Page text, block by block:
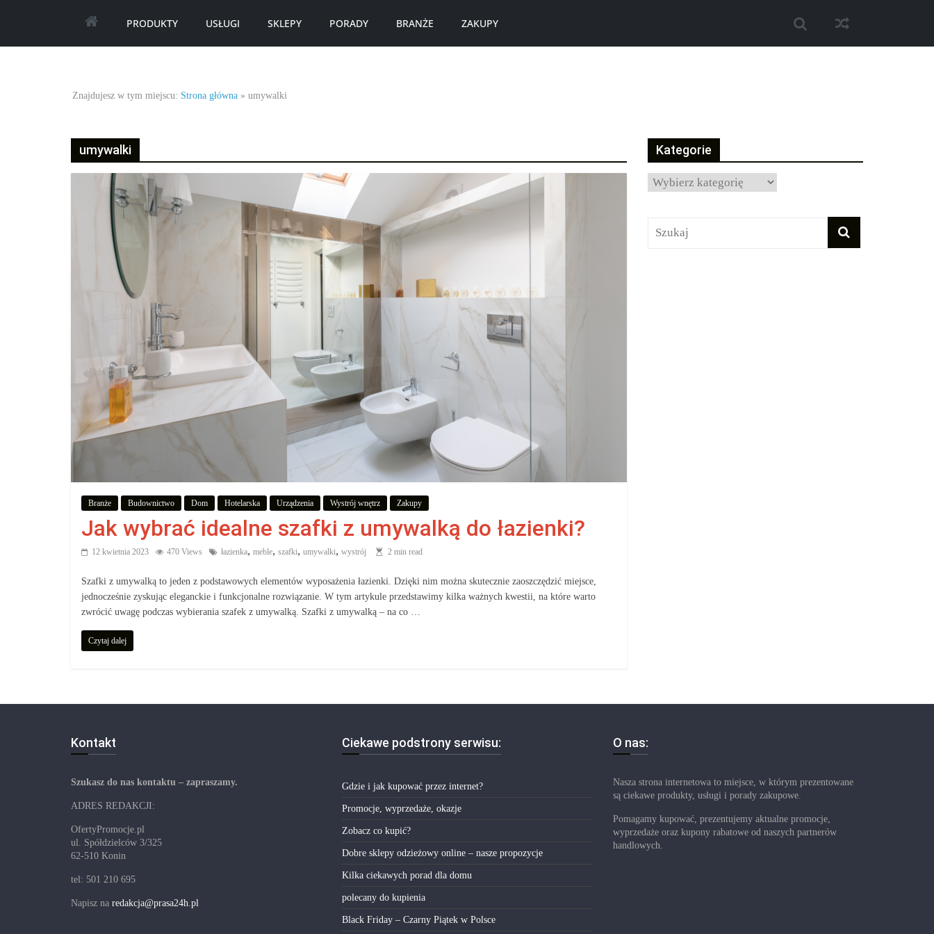
content
PRODUKTY USŁUGI SKLEPY PORADY BRANŻE ZAKUPY
Najlepsze
oraz
promocje.
Porady
dotyczące
zakupów,
aby
wiedzieć,
co
kupić.
Poznaj
co
kupić,
jak
gdzie
Znajdujesz w tym miejscu: Strona główna » umywalki
umywalki
Branże Budownictwo Dom Hotelarska Urządzenia Wystrój wnętrz Zakupy
Jak wybrać idealne szafki z umywalką do łazienki?
12 kwietnia 2023 470 Views łazienka, meble, szafki, umywalki, wystrój 2 min read
Szafki z umywalką to jeden z podstawowych elementów wyposażenia łazienki. Dzięki nim można skutecznie zaoszczędzić miejsce,
jednocześnie zyskując eleganckie i funkcjonalne rozwiązanie. W tym artykule przedstawimy kilka ważnych kwestii, na które warto
zwrócić uwagę podczas wybierania szafek z umywalką. Szafki z umywalką – na co …
Czytaj dalej
Kategorie
Kategorie
Kontakt
Szukasz do nas kontaktu – zapraszamy.
ADRES REDAKCJI:
OfertyPromocje.pl
ul. Spółdzielców 3/325
62-510 Konin
tel: 501 210 695
Napisz na redakcja@prasa24h.pl
Ciekawe podstrony serwisu:
Gdzie i jak kupować przez internet?
Promocje, wyprzedaże, okazje
Zobacz co kupić?
Dobre sklepy odzieżowy online – nasze propozycje
Kilka ciekawych porad dla domu
polecany do kupienia
Black Friday – Czarny Piątek w Polsce
O nas:
Nasza strona internetowa to miejsce, w którym prezentowane
są ciekawe produkty, usługi i porady zakupowe.
Pomagamy kupować, prezentujemy aktualne promocje,
wyprzedaże oraz kupony rabatowe od naszych partnerów
handlowych.